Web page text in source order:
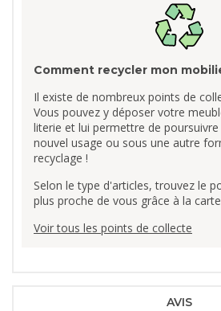
Comment recycler mon
Il existe de nombreux points de
Vous pouvez y déposer votre
literie et lui permettre de
nouvel usage ou sous une autre
recyclage !
Selon le type d'articles, trouvez le
plus proche de vous grâce à la
Voir tous les points de collecte
AVIS